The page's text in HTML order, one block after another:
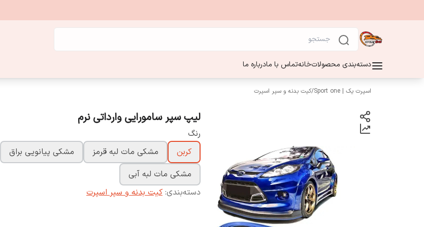
دسته‌بندی محصولاتخانهتماس با مادرباره ما
اسپرت یک | Sport one /کیت بدنه و سپر اسپرت
لیپ سپر سامورایی وارداتی نرم
رنگ
کربن
مشکی مات لبه قرمز
مشکی پیانویی براق
مشکی مات لبه آبی
دسته‌بندی: کیت بدنه و سپر اسپرت